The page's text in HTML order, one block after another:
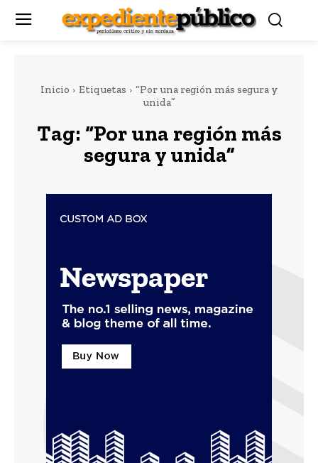
Inicio Etiquetas
“Por una región más segura y
unida”
Tag: “Por una región más
segura y unida”